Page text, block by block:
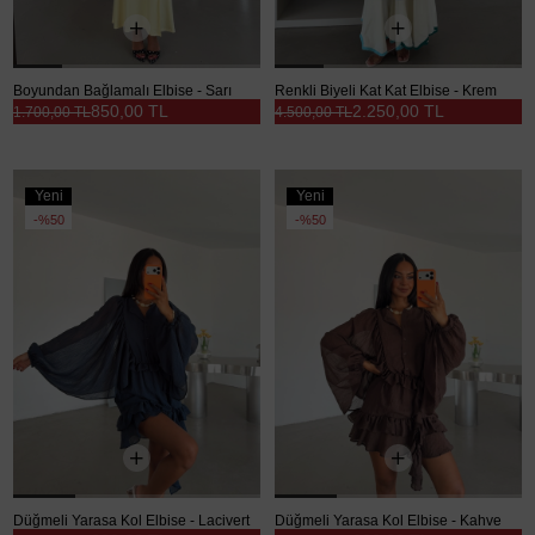
Boyundan Bağlamalı Elbise - Sarı
850,00 TL
1.700,00 TL
Renkli Biyeli Kat Kat Elbise - Krem
2.250,00 TL
4.500,00 TL
Yeni
Ürün
%50
Düğmeli Yarasa Kol Elbise - Lacivert
Yeni
Ürün
%50
Düğmeli Yarasa Kol Elbise - Kahve